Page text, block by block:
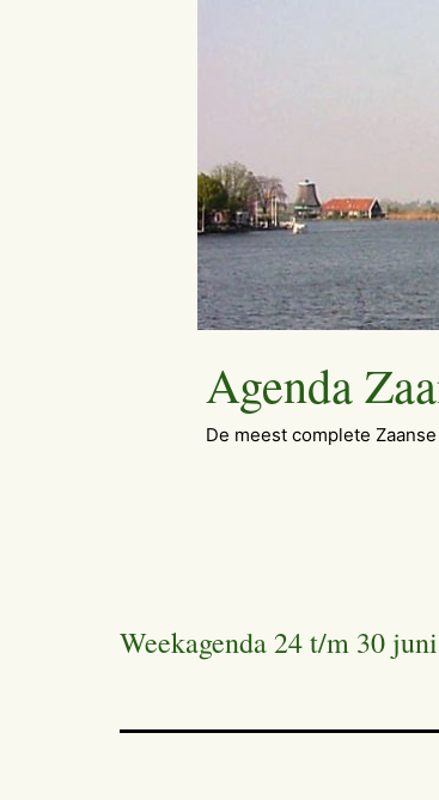
Agenda
De meest complete
Weekagenda 24 t/m 30